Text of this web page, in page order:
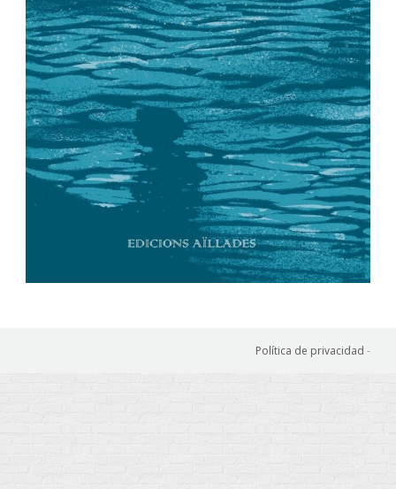
Política de privacidad -